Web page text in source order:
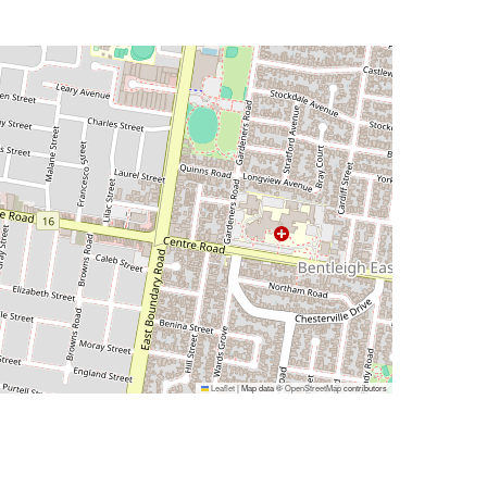
Leaflet|Map data ©OpenStreetMapcontributors